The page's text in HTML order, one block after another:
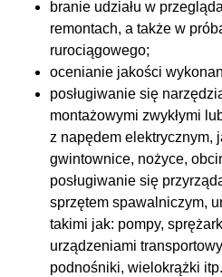
branie udziału w
remontach, a także w
rurociągowego;
ocenianie jakości
posługiwanie się
montażowymi zwykłymi
z napędem elektrycznym,
gwintownice, nożyce,
posługiwanie się
sprzętem spawalniczym,
takimi jak: pompy,
urządzeniami
podnośniki, wielokrążki